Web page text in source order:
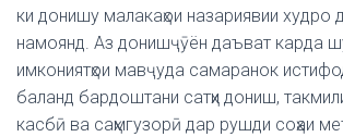
ки донишу малакаҳои назариявии худро
намоянд. Аз донишҷӯён даъват карда
имкониятҳои мавҷуда самаранок
баланд бардоштани сатҳи дониш,
касбӣ ва саҳмгузорӣ дар рушди соҳаи